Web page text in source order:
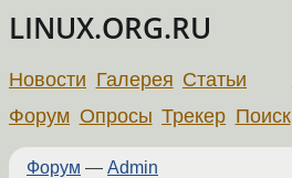
LINUX.ORG.RU
Новости Галерея Статьи
Форум Опросы Трекер Поиск
Форум — Admin